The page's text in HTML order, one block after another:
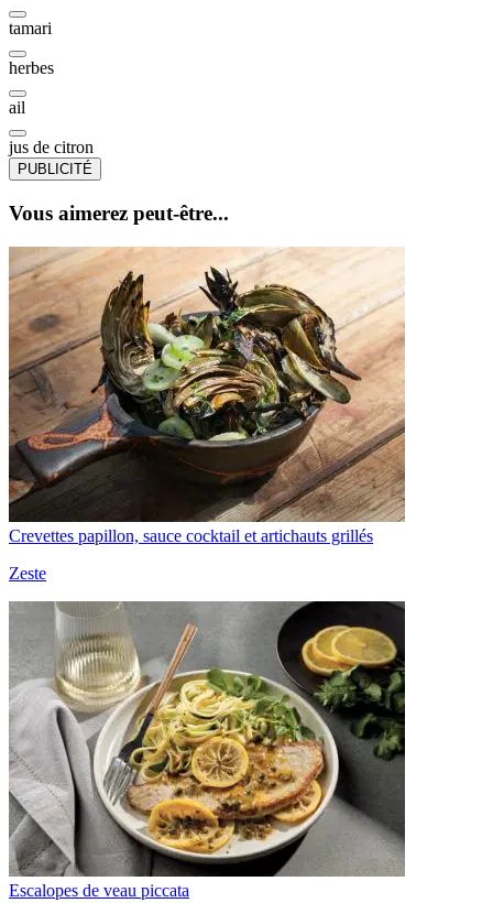
tamari
herbes
ail
jus de citron
PUBLICITÉ
Vous aimerez peut-être...
Crevettes papillon, sauce cocktail et artichauts grillés
Zeste
Escalopes de veau piccata